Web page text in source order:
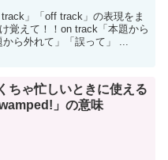
」「off track」の表現をま
覚えて！！on track「本題から
ら外れて」「誤って」 ...
ちゃ忙しいときに使える
」の意味